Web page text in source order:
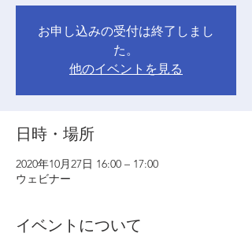
お申し込みの受付は終了しまし
た。
他のイベントを見る
日時・場所
2020年10月27日 16:00 – 17:00
ウェビナー
イベントについて